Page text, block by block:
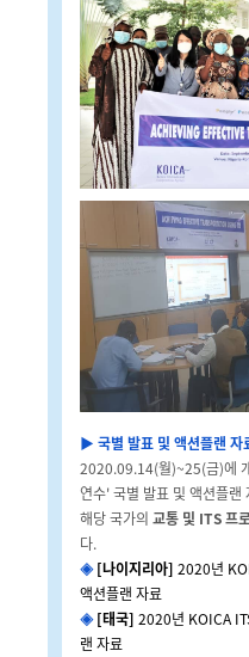
▶ 국별 발표 및 액션플랜 자
2020.09.14(월)~25(금)에
연수' 국별 발표 및 액션플랜
해당 국가의 교통 및 ITS 프
다.
◈ [나이지리아] 2020년
액션플랜 자료
◈[태국] 2020년 KOICA
랜 자료